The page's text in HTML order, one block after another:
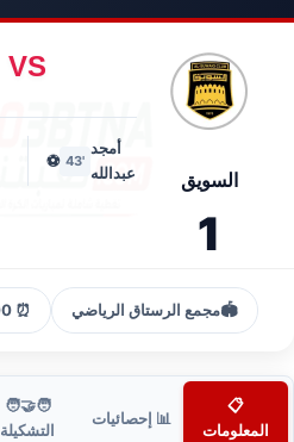
السويق
1
VS
أمجد
عبدالله
'43
⚽
🏟️مجمع الرستاق الرياضي ⏰ 20:00
📋
المعلومات
📊 إحصائيات
🧑‍🤝‍🧑
التشكيلة